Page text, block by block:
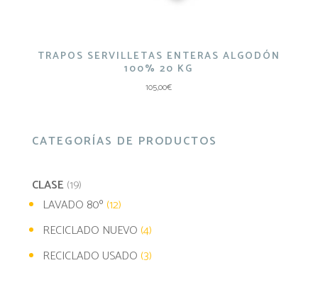
TRAPOS SERVILLETAS ENTERAS ALGODÓN
100% 20 KG
105,00€
CATEGORÍAS DE PRODUCTOS
CLASE(19)
LAVADO 80º (12)
RECICLADO NUEVO (4)
RECICLADO USADO (3)